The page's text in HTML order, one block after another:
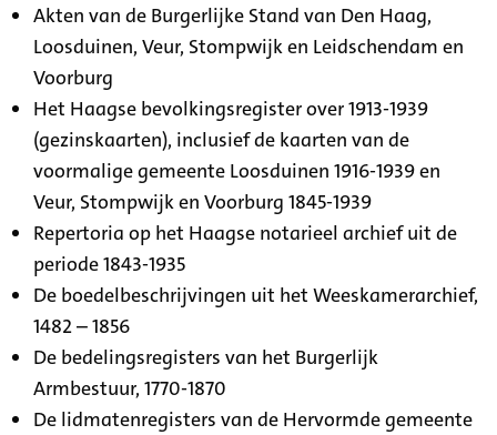
Akten van de Burgerlijke Stand van Den Haag,
Loosduinen, Veur, Stompwijk en Leidschendam en
Voorburg
Het Haagse bevolkingsregister over 1913-1939
(gezinskaarten), inclusief de kaarten van de
voormalige gemeente Loosduinen 1916-1939 en
Veur, Stompwijk en Voorburg 1845-1939
Repertoria op het Haagse notarieel archief uit de
periode 1843-1935
De boedelbeschrijvingen uit het Weeskamerarchief,
1482 – 1856
De bedelingsregisters van het Burgerlijk
Armbestuur, 1770-1870
De lidmatenregisters van de Hervormde gemeente